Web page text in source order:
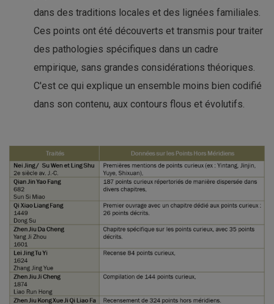
dans des traditions locales et des lignées familiales.
Ces points ont été découverts et transmis pour traiter
des pathologies spécifiques dans un cadre
empirique, sans grandes considérations théoriques.
C'est ce qui explique un ensemble moins bien codifié
dans son contenu, aux contours flous et évolutifs.